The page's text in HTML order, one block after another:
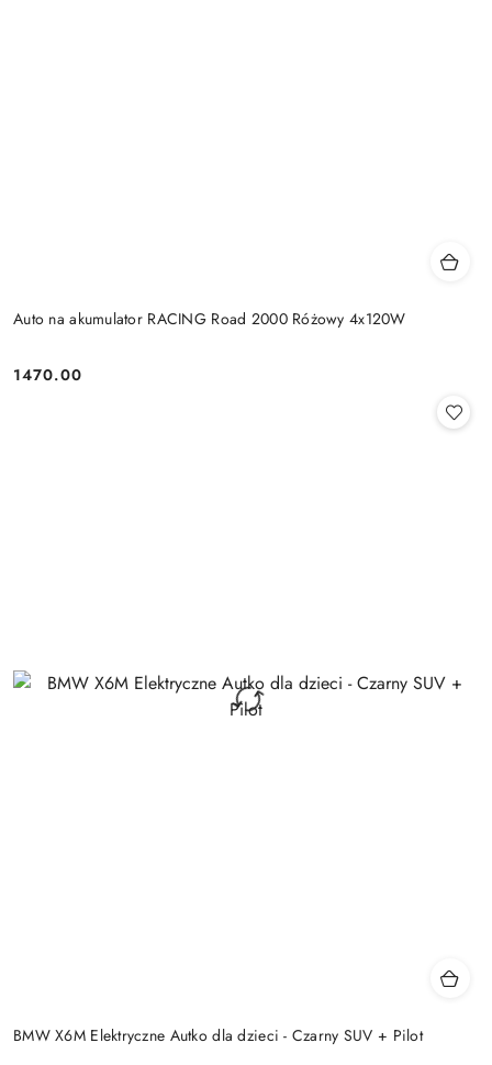
Auto na akumulator RACING Road 2000 Różowy 4x120W
Cena:
1470.00
BMW X6M Elektryczne Autko dla dzieci - Czarny SUV + Pilot